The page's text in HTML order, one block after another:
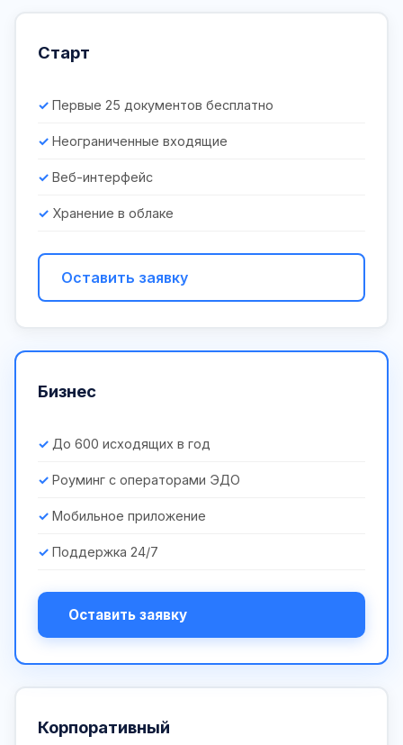
Старт
Первые 25 документов бесплатно
Неограниченные входящие
Веб-интерфейс
Хранение в облаке
Оставить заявку
Бизнес
До 600 исходящих в год
Роуминг с операторами ЭДО
Мобильное приложение
Поддержка 24/7
Оставить заявку
Корпоративный